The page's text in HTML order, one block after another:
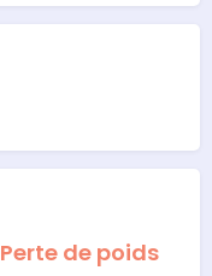
Perte de poids